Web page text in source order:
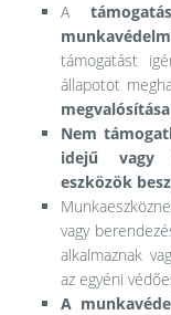
A
támogatást
állapotot
Nem
idejű vagy
eszközök
vagy
alkalmaznak
az egyéni
A